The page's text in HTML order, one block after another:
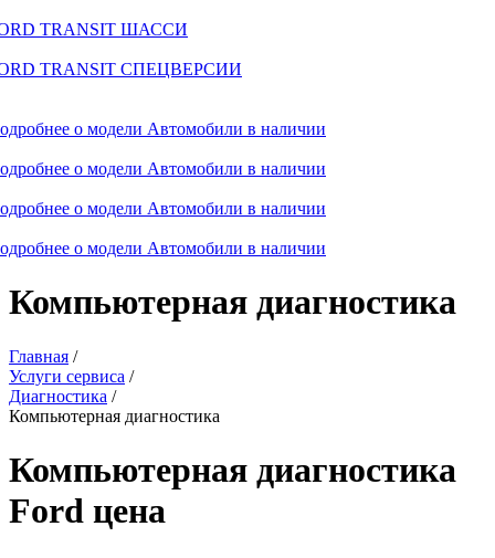
TRANSIT ШАССИ
TRANSIT СПЕЦВЕРСИИ
о модели Автомобили в наличии
о модели Автомобили в наличии
о модели Автомобили в наличии
о модели Автомобили в наличии
Компьютерная диагностика
Главная /
Услуги сервиса /
Диагностика /
Компьютерная диагностика
Компьютерная диагностика
Ford цена